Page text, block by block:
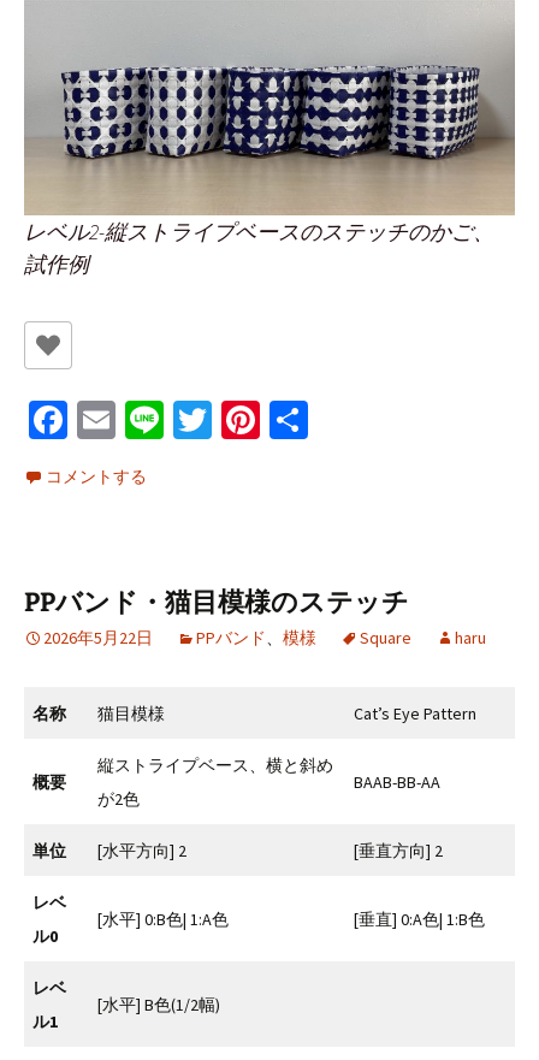
レベル2-縦ストライプベースのステッチのかご、
試作例
Fa
ce
b
k
E
m
ai
Li T
Pi
コメントする
PPバンド・猫目模様のステッチ
2026年5月22日 PPバンド、 模様 Square haru
名称 猫目模様 Cat’s Eye Pattern
概要
縦ストライプベース、横と斜め
が2色
BAAB-BB-AA
単位 [水平方向] 2 [垂直方向] 2
レベ
ル0
[水平] 0:B色| 1:A色 [垂直] 0:A色| 1:B色
レベ
ル1
[水平] B色(1/2幅)